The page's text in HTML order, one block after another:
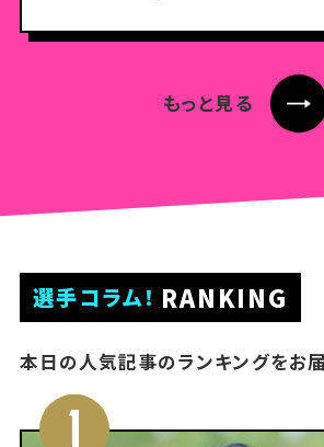
もっと見る
選手コラム！ RANKING
本日の人気記事のランキングをお